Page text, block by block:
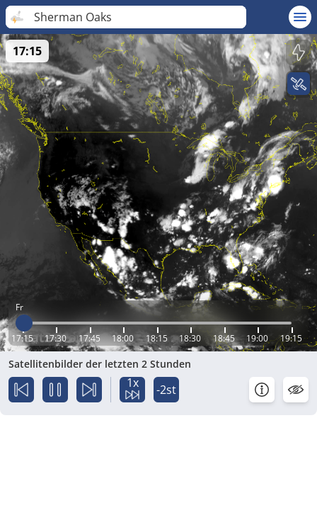
Sherman Oaks
Fr
17:15 17:30 17:45 18:00 18:15 18:30 18:45 19:00 19:15
17:15
Satellitenbilder der letzten 2 Stunden
1x -2st